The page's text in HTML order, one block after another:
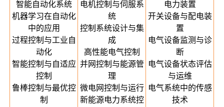
智能自动化系统
机器学习在自动化
中的应用
过程控制与工业自
动化
智能控制与自适应
控制
鲁棒控制与最优控
制
电机控制与伺服系
统
控制系统设计与集
成
高性能电气控制
并网控制与能源管
理
微电网控制与运行
新能源电力系统控
电力装置
开关设备与配电装
置
电气设备监测与诊
断
电气设备状态评估
与运维
电气系统中的传感
技术